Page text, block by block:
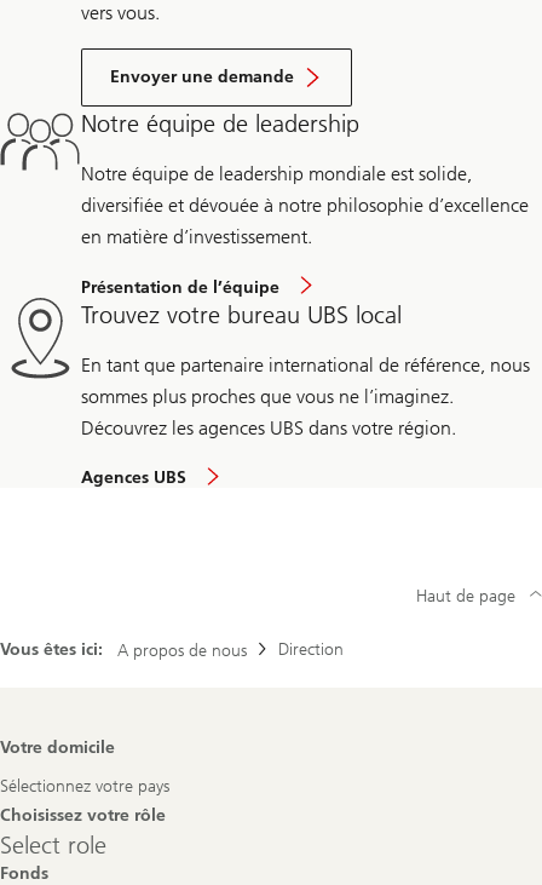
vers vous.
Envoyer une demande
Notre équipe de leadership
Notre équipe de leadership mondiale est solide,
diversifiée et dévouée à notre philosophie d’excellence
en matière d’investissement.
Présentation de l’équipe
Trouvez votre bureau UBS local
En tant que partenaire international de référence, nous
sommes plus proches que vous ne l’imaginez.
Découvrez les agences UBS dans votre région.
Agences UBS
Vous êtes ici: A propos de nous Direction
Haut de page
Footer
Votre domicile
Sélectionnez votre pays
Choisissez votre rôle
Select
role
Select role
Fonds